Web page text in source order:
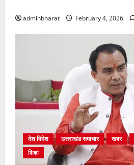
adminbharat February 4, 2026
देश विदेश उत्तराखंड समाचार खबर
शिक्षा